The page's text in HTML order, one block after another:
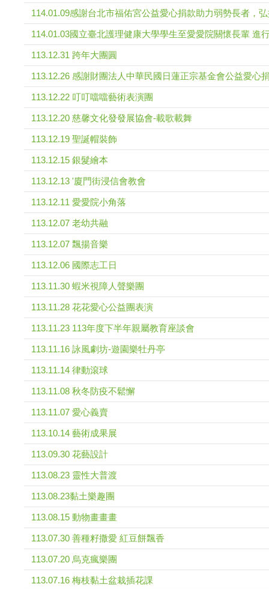
114.01.09感謝台北市福佑宮公益愛心捐款助力弱勢長者，
114.01.03國立臺北護理健康大學學生至愛愛院關懷長輩 進
113.12.31 跨年大團圓
113.12.26 感謝財團法人中華民國日蓮正宗基金會公益愛心
113.12.22 叮叮噹噹藝術表演團
113.12.20 慈馨文化發發展協會-載歌載舞
113.12.19 聖誕帽裝飾
113.12.15 銀髮繪本
113.12.13 '廈門街浸信會教會
113.12.11 愛愛院小角落
113.12.07 老幼共融
113.12.07 飄揚音樂
113.12.06 國際志工日
113.11.30 蝦米視障人聲樂團
113.11.28 花花愛心公益團表演
113.11.23 113年度下半年親屬教育座談會
113.11.16 詠風劇坊-遊園樂牡丹亭
113.11.14 律動滾球
113.11.08 秋冬防疫不鬆懈
113.11.07 愛心義賣
113.10.14 藝術成果展
113.09.30 花藝設計
113.08.23 靈性大普渡
113.08.23黏土樂趣團
113.08.15 動物畫畫畫
113.07.30 善種籽撒愛 紅豆餅飄香
113.07.20 烏克瘋樂團
113.07.16 梅枝黏土盆栽插花課